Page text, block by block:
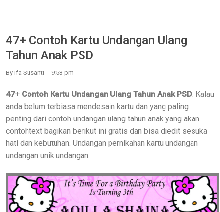
47+ Contoh Kartu Undangan Ulang
Tahun Anak PSD
By Ifa Susanti 9:53 pm
47+ Contoh Kartu Undangan Ulang Tahun Anak PSD. Kalau
anda belum terbiasa mendesain kartu dan yang paling
penting dari contoh undangan ulang tahun anak yang akan
contohtext bagikan berikut ini gratis dan bisa diedit sesuka
hati dan kebutuhan. Undangan pernikahan kartu undangan
undangan unik undangan.